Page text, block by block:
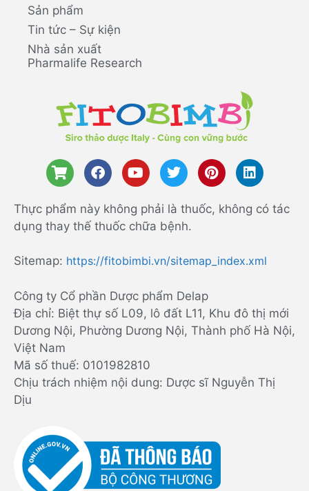
Sản phẩm
Tin tức – Sự kiện
Nhà sản xuất
Pharmalife Research
Thực phẩm này không phải là thuốc, không có tác
dụng thay thế thuốc chữa bệnh.
Sitemap: https://fitobimbi.vn/sitemap_index.xml
Công ty Cổ phần Dược phẩm Delap
Địa chỉ: Biệt thự số L09, lô đất L11, Khu đô thị mới
Dương Nội, Phường Dương Nội, Thành phố Hà Nội,
Việt Nam
Mã số thuế: 0101982810
Chịu trách nhiệm nội dung: Dược sĩ Nguyễn Thị
Dịu